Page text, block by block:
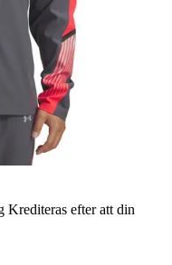
Krediteras efter att din